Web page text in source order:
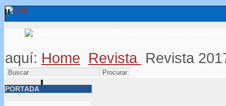
aquí: Home Revista Revista
PORTADA